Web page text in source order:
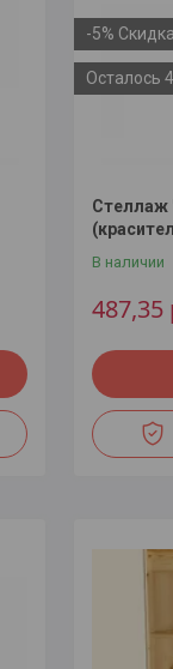
-5%
Осталось
Стеллаж
В наличии
487,35